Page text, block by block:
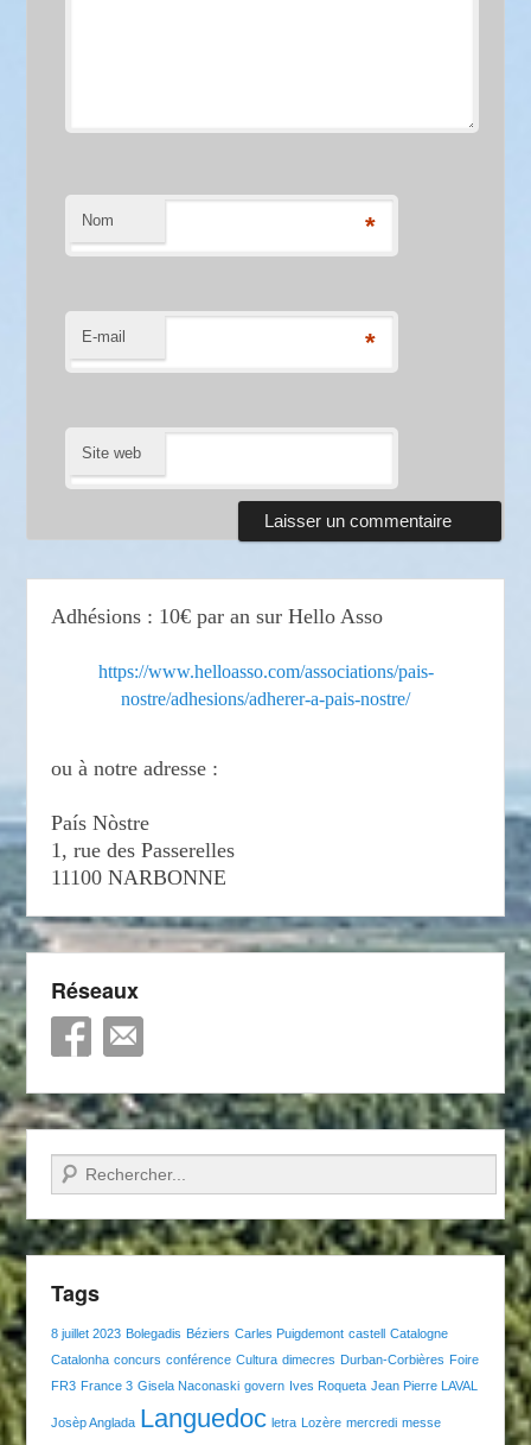
Nom *
E-mail *
Site web
Adhésions : 10€ par an sur Hello Asso
https://www.helloasso.com/associations/pais-
nostre/adhesions/adherer-a-pais-nostre/
ou à notre adresse :
País Nòstre
1, rue des Passerelles
11100 NARBONNE
Réseaux
Recherche
Tags
8 juillet 2023 Bolegadis Béziers Carles Puigdemont castell Catalogne
Catalonha concurs conférence Cultura dimecres Durban-Corbières Foire
FR3 France 3 Gisela Naconaski govern Ives Roqueta Jean Pierre LAVAL
Josèp Anglada Languedoc letra Lozère mercredi messe